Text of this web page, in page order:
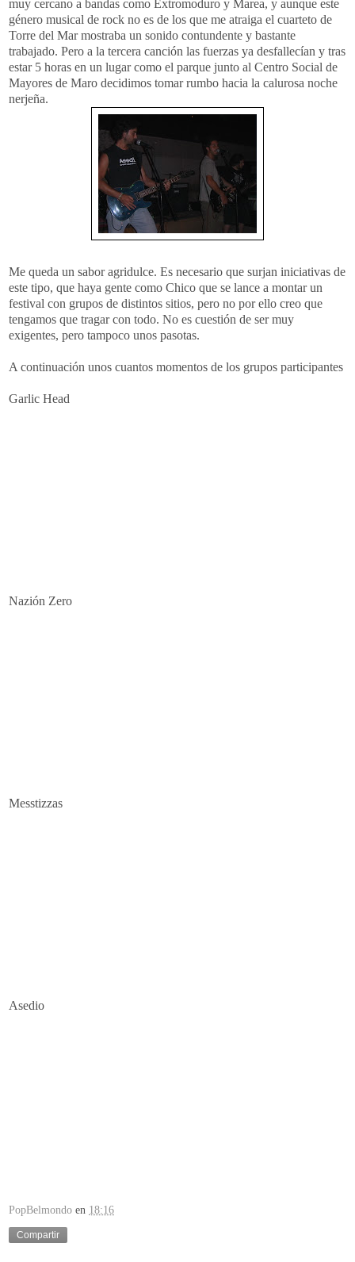
muy cercano a bandas como Extromoduro y Marea, y aunque este
género musical de rock no es de los que me atraiga el cuarteto de
Torre del Mar mostraba un sonido contundente y bastante
trabajado. Pero a la tercera canción las fuerzas ya desfallecían y tras
estar 5 horas en un lugar como el parque junto al Centro Social de
Mayores de Maro decidimos tomar rumbo hacia la calurosa noche
nerjeña.
Me queda un sabor agridulce. Es necesario que surjan iniciativas de
este tipo, que haya gente como Chico que se lance a montar un
festival con grupos de distintos sitios, pero no por ello creo que
tengamos que tragar con todo. No es cuestión de ser muy
exigentes, pero tampoco unos pasotas.
A continuación unos cuantos momentos de los grupos participantes
Garlic Head
Nazión Zero
Messtizzas
Asedio
PopBelmondo en 18:16
Compartir